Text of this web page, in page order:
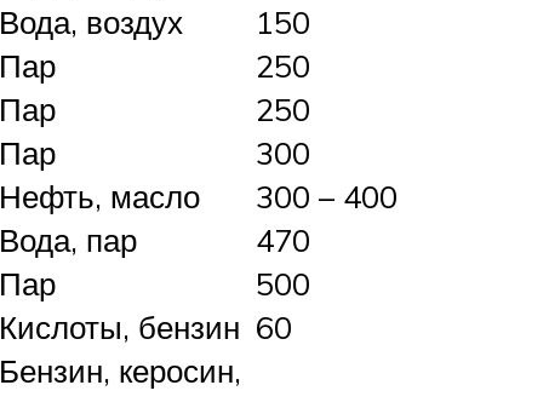
Вода, воздух 150
Пар 250
Пар 250
Пар 300
Нефть, масло 300 – 400
Вода, пар 470
Пар 500
Кислоты, бензин 60
Бензин, керосин,